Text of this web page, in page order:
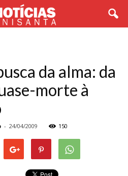
da alma: da
morte à
- 24/04/2009 150